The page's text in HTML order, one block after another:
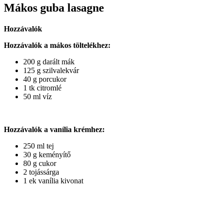
Mákos guba lasagne
Hozzávalók
Hozzávalók a mákos töltelékhez:
200 g darált mák
125 g szilvalekvár
40 g porcukor
1 tk citromlé
50 ml víz
Hozzávalók a vanília krémhez:
250 ml tej
30 g keményítő
80 g cukor
2 tojássárga
1 ek vanília kivonat